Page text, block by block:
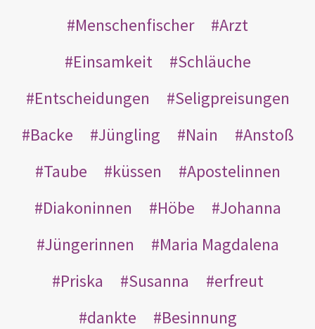
Menschenfischer
Arzt
Einsamkeit
Schläuche
Entscheidungen
Seligpreisungen
Backe
Jüngling Nain
Anstoß
Taube
küssen
Apostelinnen
Diakoninnen
Höbe
Johanna
Jüngerinnen
Maria Magdalena
Priska
Susanna
erfreut
dankte
Besinnung